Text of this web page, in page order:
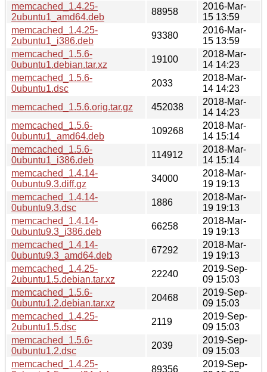
memcached_1.4.25-
2ubuntu1_amd64.deb
88958
2016-Mar-
15 13:59
memcached_1.4.25-
2ubuntu1_i386.deb
93380
2016-Mar-
15 13:59
memcached_1.5.6-
0ubuntu1.debian.tar.xz
19100
2018-Mar-
14 14:23
memcached_1.5.6-
0ubuntu1.dsc
2033
2018-Mar-
14 14:23
memcached_1.5.6.orig.tar.gz
452038
2018-Mar-
14 14:23
memcached_1.5.6-
0ubuntu1_amd64.deb
109268
2018-Mar-
14 15:14
memcached_1.5.6-
0ubuntu1_i386.deb
114912
2018-Mar-
14 15:14
memcached_1.4.14-
0ubuntu9.3.diff.gz
34000
2018-Mar-
19 19:13
memcached_1.4.14-
0ubuntu9.3.dsc
1886
2018-Mar-
19 19:13
memcached_1.4.14-
0ubuntu9.3_i386.deb
66258
2018-Mar-
19 19:13
memcached_1.4.14-
0ubuntu9.3_amd64.deb
67292
2018-Mar-
19 19:13
memcached_1.4.25-
2ubuntu1.5.debian.tar.xz
22240
2019-Sep-
09 15:03
memcached_1.5.6-
0ubuntu1.2.debian.tar.xz
20468
2019-Sep-
09 15:03
memcached_1.4.25-
2ubuntu1.5.dsc
2119
2019-Sep-
09 15:03
memcached_1.5.6-
0ubuntu1.2.dsc
2039
2019-Sep-
09 15:03
memcached_1.4.25-
89356
2019-Sep-